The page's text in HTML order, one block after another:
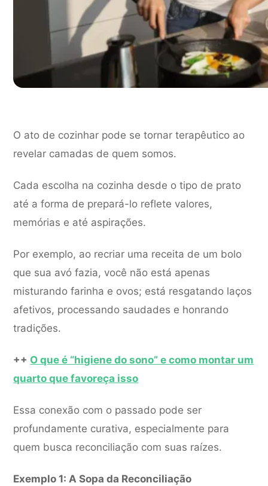
O ato de cozinhar pode se tornar terapêutico ao
revelar camadas de quem somos.
Cada escolha na cozinha desde o tipo de prato
até a forma de prepará-lo reflete valores,
memórias e até aspirações.
Por exemplo, ao recriar uma receita de um bolo
que sua avó fazia, você não está apenas
misturando farinha e ovos; está resgatando laços
afetivos, processando saudades e honrando
tradições.
++ O que é “higiene do sono” e como montar um
quarto que favoreça isso
Essa conexão com o passado pode ser
profundamente curativa, especialmente para
quem busca reconciliação com suas raízes.
Exemplo 1: A Sopa da Reconciliação